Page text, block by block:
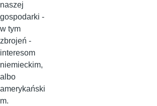
naszej
gospodarki -
w tym
zbrojeń -
interesom
niemieckim,
albo
amerykański
m.